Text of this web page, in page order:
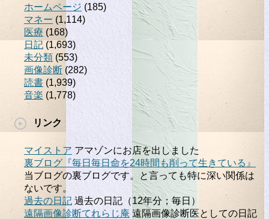
ホームページ (185)
マネー (1,114)
医療 (168)
日記 (1,693)
未分類 (553)
画像診断 (282)
読書 (1,939)
音楽 (1,778)
リンク
マイストア アマゾンにお店を出しました
裏ブログ『毎日毎日命を24時間も削って生きている』
当ブログの裏ブログです。と言っても特に深い関係は
ないです。
過去の日記 過去の日記（12年分；毎日）
遠隔画像診断てれらじ庵 遠隔画像診断医としての日記